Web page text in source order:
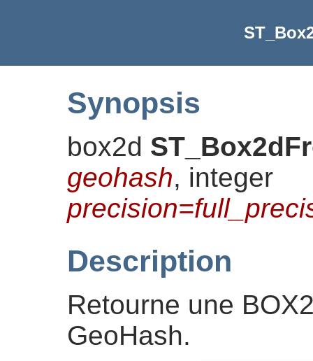
Synopsis
box2d
geohash, integer
Description
Retourne une
GeoHash.